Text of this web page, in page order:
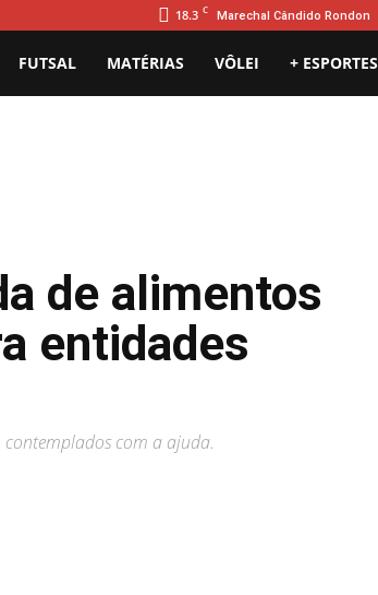
18.3 C Marechal Cândido Rondon
FUTSAL MATÉRIAS VÔLEI + ESPORTES
de alimentos
entidades
contemplados com a ajuda.